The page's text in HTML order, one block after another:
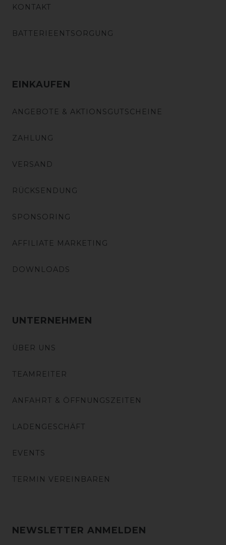
KONTAKT
BATTERIEENTSORGUNG
EINKAUFEN
ANGEBOTE & AKTIONSGUTSCHEINE
ZAHLUNG
VERSAND
RÜCKSENDUNG
SPONSORING
AFFILIATE MARKETING
DOWNLOADS
UNTERNEHMEN
ÜBER UNS
TEAMREITER
ANFAHRT & ÖFFNUNGSZEITEN
LADENGESCHÄFT
EVENTS
TERMIN VEREINBAREN
NEWSLETTER ANMELDEN